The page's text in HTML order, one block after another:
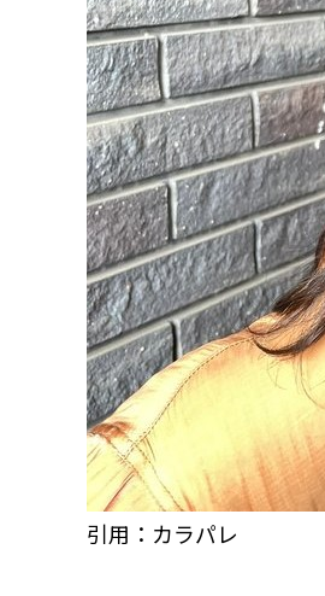
引用：カラパレ